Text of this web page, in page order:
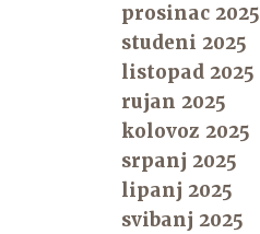
prosinac 2025
studeni 2025
listopad 2025
rujan 2025
kolovoz 2025
srpanj 2025
lipanj 2025
svibanj 2025